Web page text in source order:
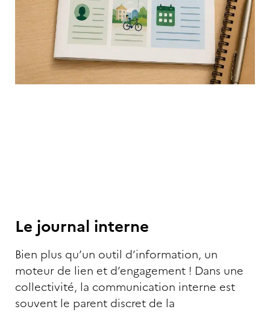
Le journal interne
Bien plus qu’un outil d’information, un
moteur de lien et d’engagement ! Dans une
collectivité, la communication interne est
souvent le parent discret de la